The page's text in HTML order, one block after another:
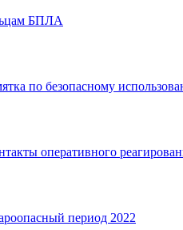
БПЛА
по безопасному
оперативного
период 2022